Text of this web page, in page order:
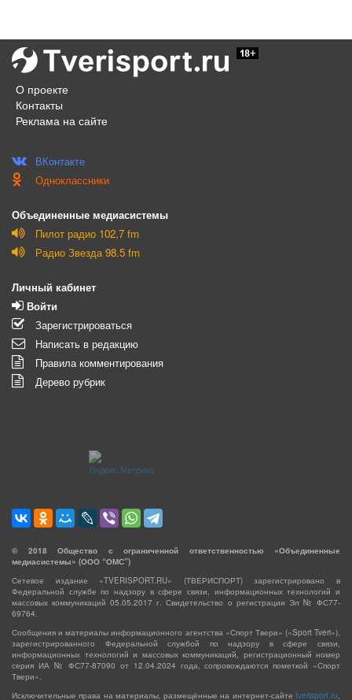
О проекте
Контакты
Реклама на сайте
ВКонтакте
Одноклассники
Объединенные медиасистемы
Пилот радио 102,7 fm
Радио Звезда 98.5 fm
Личный кабинет
Войти
Зарегистрироваться
Написать в редакцию
Правила комментирования
Дерево рубрик
© 2018 Общество с ограниченной ответственностью «Объединенные
медиасистемы» (ООО “ОМС”)
Сетевое издание «TVERISPORT.RU» (ТВЕРИСПОРТ) зарегистрировано в
Федеральной службе по надзору в сфере связи, информационных технологий и
массовых коммуникаций 05.05.2017 г. Свидетельство о регистрации Эл № ФС77-
69764.
Сообщения и материалы информационного агентства «Спорт Твери» («Sport Tveri»),
зарегистрированного Федеральной службой по надзору в сфере связи,
информационных технологий и массовых коммуникаций, регистрационный номер
серия ИА № ФС77-87090 от 12.04.2024 года, сопровождаются пометкой «Спорт
Твери».
Исключительные права на материалы, размещённые на интернет-сайте tverisport.ru,